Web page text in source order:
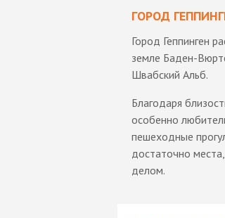
ГОРОД
Город Геппинген
земле Баден-
Швабский Альб.
Благодаря
особенно
пешеходные
достаточно
делом.